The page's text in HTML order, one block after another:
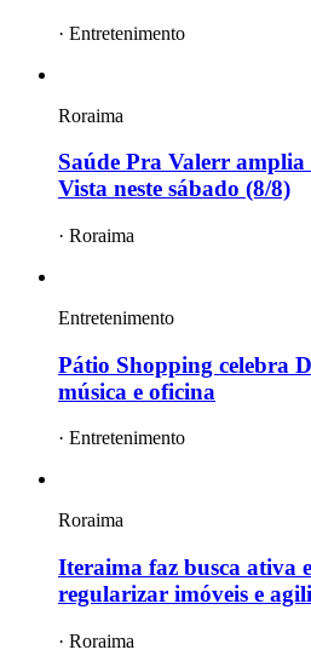
· Entretenimento
Roraima
Saúde Pra Valerr amplia
Vista neste sábado (8/8)
· Roraima
Entretenimento
Pátio Shopping celebra
música e oficina
· Entretenimento
Roraima
Iteraima faz busca ativa
regularizar imóveis e
· Roraima